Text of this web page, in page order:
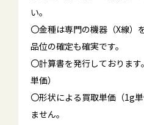
い。
〇金種は専門の機器（X線）
品位の確定も確実です。
〇計算書を発行しておりま
単価）
〇形状による買取単価（1g
ません。